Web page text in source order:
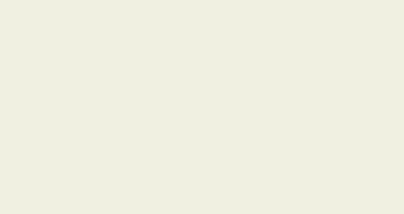
の新築一戸建
の土地